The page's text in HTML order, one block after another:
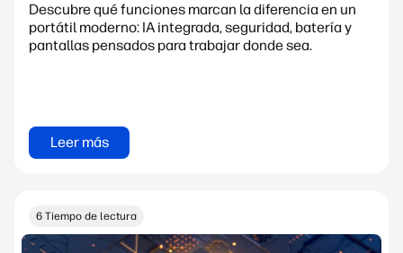
Descubre qué funciones marcan la diferencia en un
portátil moderno: IA integrada, seguridad, batería y
pantallas pensados para trabajar donde sea.
Leer más
6 Tiempo de lectura